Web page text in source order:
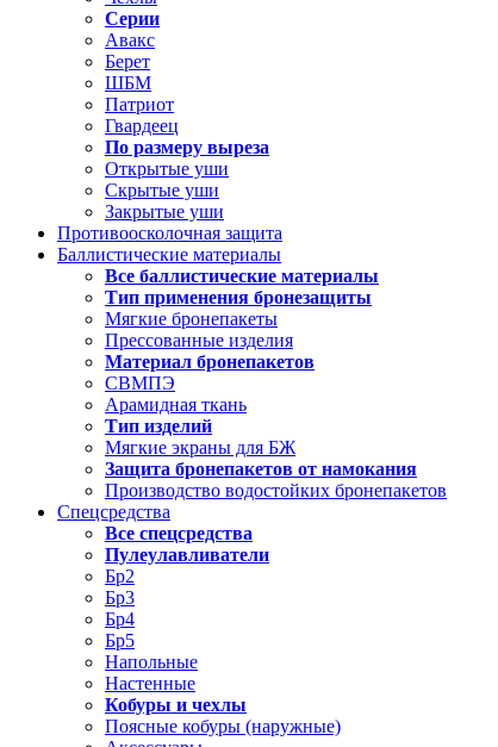
Серии
Авакс
Берет
ШБМ
Патриот
Гвардеец
По размеру выреза
Открытые уши
Скрытые уши
Закрытые уши
Противоосколочная защита
Баллистические материалы
Все баллистические материалы
Тип применения бронезащиты
Мягкие бронепакеты
Прессованные изделия
Материал бронепакетов
СВМПЭ
Арамидная ткань
Тип изделий
Мягкие экраны для БЖ
Защита бронепакетов от намокания
Производство водостойких бронепакетов
Спецсредства
Все спецсредства
Пулеулавливатели
Бр2
Бр3
Бр4
Бр5
Напольные
Настенные
Кобуры и чехлы
Поясные кобуры (наружные)